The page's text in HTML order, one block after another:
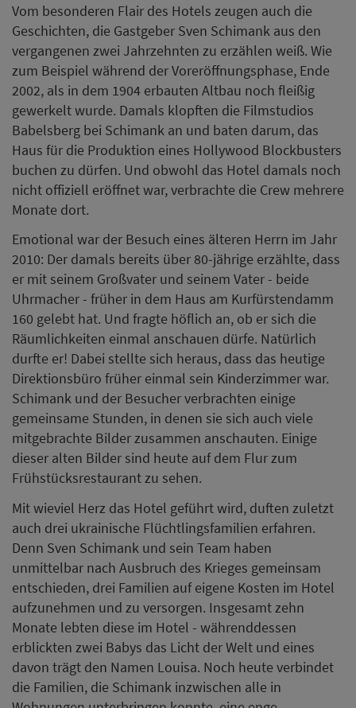
Vom besonderen Flair des Hotels zeugen auch die
Geschichten, die Gastgeber Sven Schimank aus den
vergangenen zwei Jahrzehnten zu erzählen weiß. Wie
zum Beispiel während der Voreröffnungsphase, Ende
2002, als in dem 1904 erbauten Altbau noch fleißig
gewerkelt wurde. Damals klopften die Filmstudios
Babelsberg bei Schimank an und baten darum, das
Haus für die Produktion eines Hollywood Blockbusters
buchen zu dürfen. Und obwohl das Hotel damals noch
nicht offiziell eröffnet war, verbrachte die Crew mehrere
Monate dort.
Emotional war der Besuch eines älteren Herrn im Jahr
2010: Der damals bereits über 80-jährige erzählte, dass
er mit seinem Großvater und seinem Vater - beide
Uhrmacher - früher in dem Haus am Kurfürstendamm
160 gelebt hat. Und fragte höflich an, ob er sich die
Räumlichkeiten einmal anschauen dürfe. Natürlich
durfte er! Dabei stellte sich heraus, dass das heutige
Direktionsbüro früher einmal sein Kinderzimmer war.
Schimank und der Besucher verbrachten einige
gemeinsame Stunden, in denen sie sich auch viele
mitgebrachte Bilder zusammen anschauten. Einige
dieser alten Bilder sind heute auf dem Flur zum
Frühstücksrestaurant zu sehen.
Mit wieviel Herz das Hotel geführt wird, duften zuletzt
auch drei ukrainische Flüchtlingsfamilien erfahren.
Denn Sven Schimank und sein Team haben
unmittelbar nach Ausbruch des Krieges gemeinsam
entschieden, drei Familien auf eigene Kosten im Hotel
aufzunehmen und zu versorgen. Insgesamt zehn
Monate lebten diese im Hotel - währenddessen
erblickten zwei Babys das Licht der Welt und eines
davon trägt den Namen Louisa. Noch heute verbindet
die Familien, die Schimank inzwischen alle in